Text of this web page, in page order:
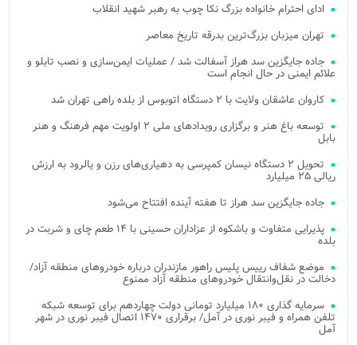
ادای احترام خانواده بزرگ نکا چوب به رهبر شهید انقلاب
تهران میزبان بزرگ‌ترین بدرقه تاریخ معاصر
جاده جایگزین سد هراز آسفالت شد / عملیات ایمن‌سازی و نصب تابلو و
علائم ایمنی در حال انجام است
کاروان عاشقان ولایت با ۲ دستگاه اتوبوس از بلده راهی تهران شد
توسعه باغ هنر و برگزاری رویدادهای ملی ۲ اولویت مهم فرهنگ و هنر
بابل
تحویل ۲ دستگاه نیسان کمپرسی به دهیاری‌های رزن و یالرود به ارزش
ریالی ۲۵ میلیارد
جاده جایگزین سد هراز تا هفته آینده افتتاح می‌شود
پذیرایی متفاوت و باشکوه از عزاداران حسینی با ۱۴ طعم چای و شربت در
بلده
موضع شفاف رییس پلیس راهور مازندران درباره خودروهای منطقه آزاد/
دخالت در نقل‌وانتقال خودروهای منطقه آزاد ممنوع
سرمایه گذاری ۱۸۰ میلیارد تومانی دولت چهاردهم برای توسعه شبکه
تلفن همراه و فیبر نوری در آمل/ برقراری ۱۴۷۰ اتصال فیبر نوری در شهر
آمل